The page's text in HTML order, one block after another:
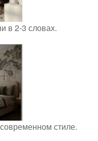
в 2-3 словах.
стиле.